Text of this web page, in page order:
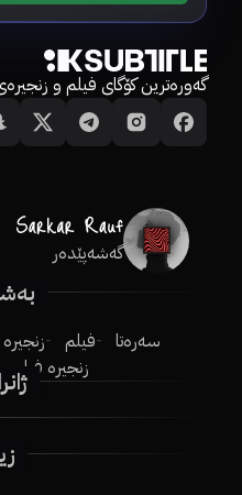
گەورەترین کۆگای فیلم و
گەشەپێدەر
سەرەتا فیلم زنجیرە
زنجیرە فیلم